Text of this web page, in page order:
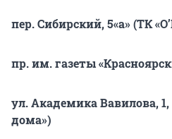
пер. Сибирский, 5«а» (ТК
пр. им. газеты
ул. Академика Вавилова,
дома»)